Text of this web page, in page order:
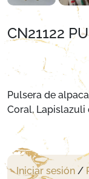
CN21122
Pulsera de
Coral,
Iniciar sesión /